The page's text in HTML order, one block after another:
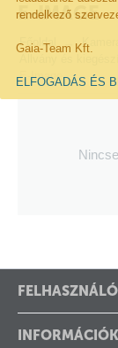
rendelkező
Gaia-Team Kft.
ELFOGADÁS ÉS
E-IMAGE
Főoldal
E-Image
INFORMÁCIÓK